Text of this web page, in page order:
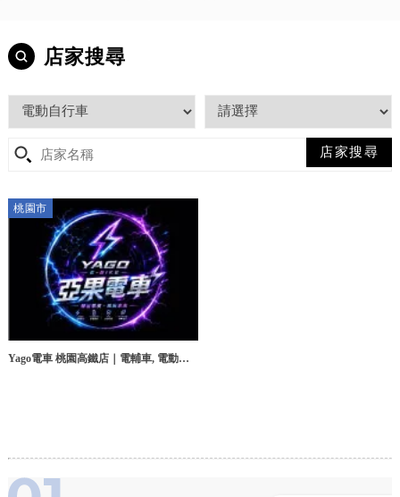
店家搜尋
桃園市
Yago電車 桃園高鐵店｜電輔車, 電動腳